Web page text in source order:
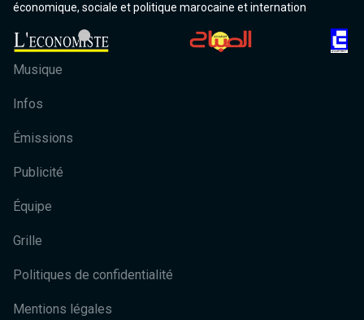
économique, sociale et politique marocaine et internation
Musique
Infos
Émissions
Publicité
Équipe
Grille
Politiques de confidentialité
Mentions légales